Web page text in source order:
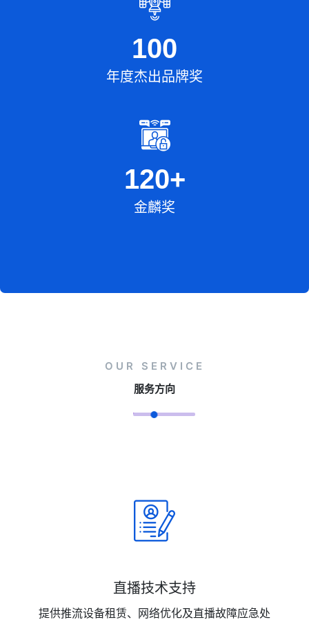
100
年度杰出品牌奖
120+
金麟奖
OUR SERVICE
服务方向
直播技术支持
提供推流设备租赁、网络优化及直播故障应急处